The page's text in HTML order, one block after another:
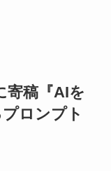
寄稿『AIを
ロンプト